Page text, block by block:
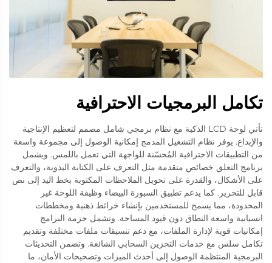
تكامل البرمجيات الاحترافية
تأتي لوحة LCD الذكية مع نظام برمجي شامل مصمم لتعظيم الإنتاجية
والإبداع. يوفر نظام التشغيل المدمج إمكانية الوصول إلى مجموعة واسعة
من التطبيقات الاحترافية المُحسّنة للواجهة التي تعمل باللمس. ويشمل
برنامج التعلق خصائص متقدمة مثل التعرف على الكتابة اليدوية، والتعرف
على الأشكال، والقدرة على تحويل الملاحظات المكتوبة بخط اليد إلى نص
قابل للتحرير. كما يدعم تطبيق السبورة البيضاء وظيفة اللوحة غير
المحدودة، مما يسمح للمستخدمين بإنشاء خرائط ذهنية ومخططات
انسيابية واسعة النطاق دون قيود المساحة. وتشمل حزمة البرامج
إمكانيات قوية لإدارة الملفات، مع دعم تنسيقات ملفات مختلفة وتقديم
تكامل سلس مع خدمات التخزين السحابي الشائعة. وتضمن التحديثات
البرمجية المنتظمة الوصول إلى أحدث الميزات وتصحيحات الأمان، ما